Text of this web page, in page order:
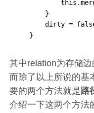
}
其中relation为存储边
而除了以上所说的基
要的两个方法就是路
介绍一下这两个方法